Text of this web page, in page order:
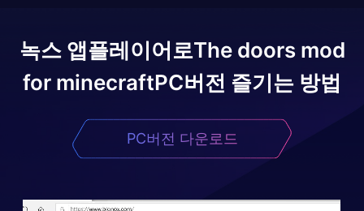
녹스 앱플레이어로The doors mod
for minecraftPC버전 즐기는 방법
PC버전 다운로드